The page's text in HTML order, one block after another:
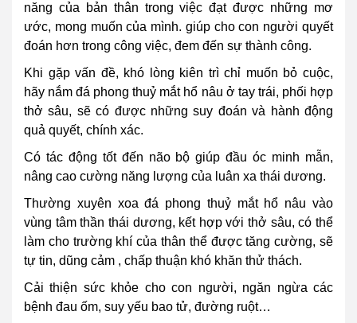
năng của bản thân trong việc đạt được những mơ
ước, mong muốn của mình. giúp cho con người quyết
đoán hơn trong công việc, đem đến sự thành công.
Khi gặp vấn đề, khó lòng kiên trì chỉ muốn bỏ cuộc,
hãy nắm đá phong thuỷ mắt hổ nâu ở tay trái, phối hợp
thở sâu, sẽ có được những suy đoán và hành động
quả quyết, chính xác.
Có tác động tốt đến não bộ giúp đầu óc minh mẫn,
nâng cao cường năng lượng của luân xa thái dương.
Thường xuyên xoa đá phong thuỷ mắt hổ nâu vào
vùng tâm thần thái dương, kết hợp với thở sâu, có thể
làm cho trường khí của thân thể được tăng cường, sẽ
tự tin, dũng cảm , chấp thuận khó khăn thử thách.
Cải thiện sức khỏe cho con người, ngăn ngừa các
bệnh đau ốm, suy yếu bao tử, đường ruột…